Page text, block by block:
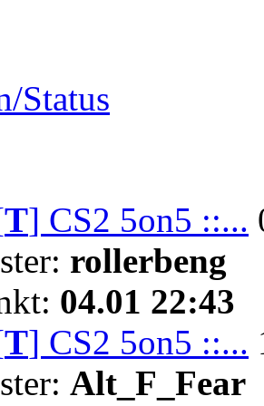
Status
T] CS2 5on5 ::...
rollerbeng
04.01 22:43
T] CS2 5on5 ::...
Alt_F_Fear